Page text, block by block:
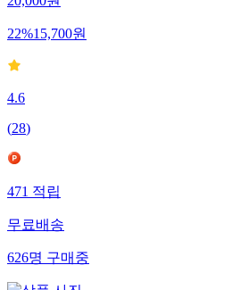
20,000원
22%15,700원
4.6
(28)
471적립
무료배송
626명구매중